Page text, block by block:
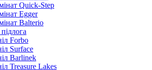
Quick-Step
Egger
Balterio
Forbo
Surface
Barlinek
Treasure Lakes